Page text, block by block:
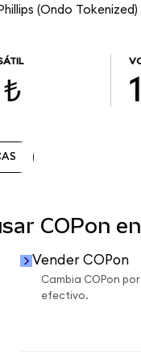
(Ondo
COPon
Vender COPon
Cambia COPon por
efectivo.